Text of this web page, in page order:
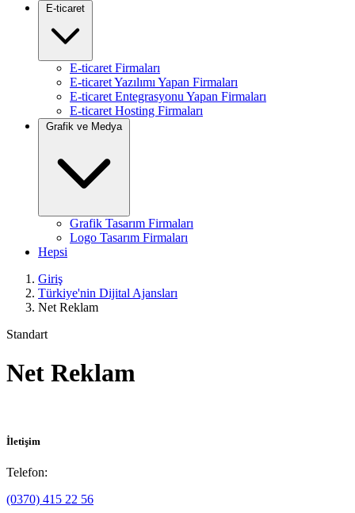
E-ticaret
E-ticaret Firmaları
E-ticaret Yazılımı Yapan Firmaları
E-ticaret Entegrasyonu Yapan Firmaları
E-ticaret Hosting Firmaları
Grafik ve Medya
Grafik Tasarım Firmaları
Logo Tasarım Firmaları
Hepsi
Giriş
Türkiye'nin Dijital Ajansları
Net Reklam
Standart
Net Reklam
İletişim
Telefon:
(0370) 415 22 56